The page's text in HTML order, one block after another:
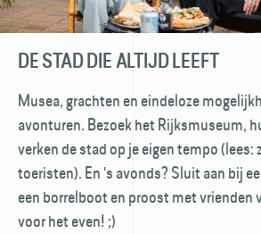
DE STAD DIE ALTIJD LEEFT
Musea, grachten en eindeloze
avonturen. Bezoek het Rijksmuseum,
verken de stad op je eigen tempo (lees:
toeristen). En 's avonds? Sluit aan bij
een borrelboot en proost met vrienden
voor het even! ;)